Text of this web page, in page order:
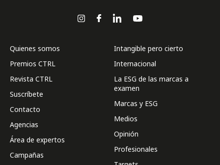
Quienes somos
Premios CTRL
Revista CTRL
Suscríbete
Contacto
Agencias
Área de expertos
Campañas
Intangible pero cierto
Internacional
La ESG de las marcas a
examen
Marcas y ESG
Medios
Opinión
Profesionales